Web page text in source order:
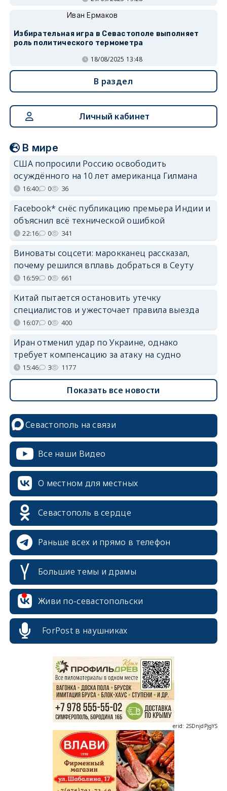
Иван Ермаков
Избирательная игра в Севастополе выполняет
роль политического термометра
18/08/2025 13:48
В раздел
Личный кабинет
В мире
США попросили Россию освободить
осуждённого на 10 лет американца Гилмана
16:40 0 36
Facebook* снёс публикацию премьера Индии и
объяснил всё технической ошибкой
22:16 0 341
Виноваты соцсети: марокканец рассказал,
почему решился вплавь добраться в Сеуту
16:59 0 661
Китай пытается остановить утечку
специалистов и ужесточает правила выезда
16:07 0 400
Иран отменил удар по Украине, однако
требует компенсацию за атаку на судно
15:46 3 1177
Показать все новости
Севастополь на связи
Все наши Видео
О местном для местных
Севастополь в сердце
Раньше всех и прямо в телефон
Большие темы и драмы
Живи по-севастопольски
ForPost в наушниках
erid: 2SDnjcrDNw6
erid: 2SDnjdvhGXG